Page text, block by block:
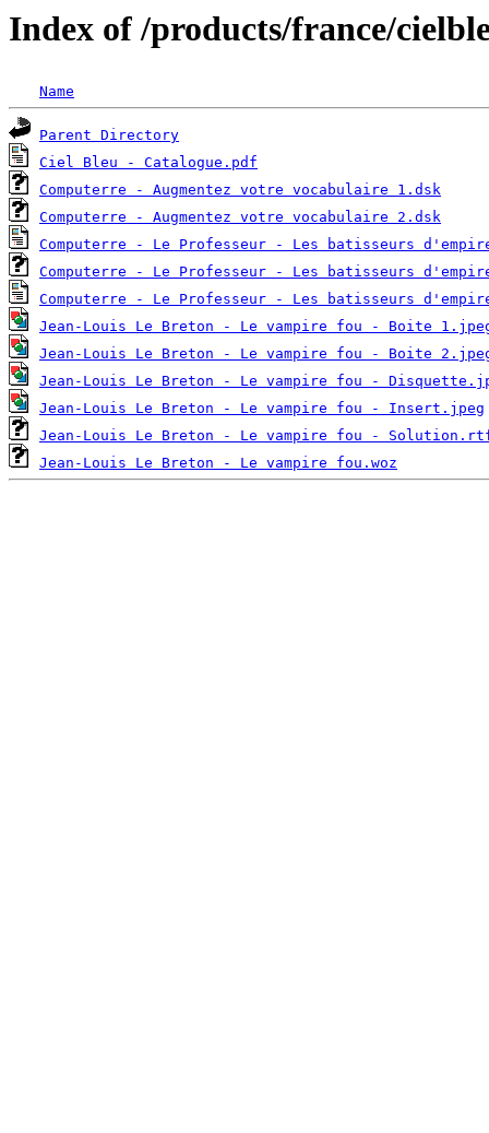
Index of /products/france/
Name
Parent Directory
Ciel Bleu - Catalogue.pdf
Computerre - Augmentez votre vocabulaire 1.dsk
Computerre - Augmentez votre vocabulaire 2.dsk
Computerre - Le Professeur - Les batisseurs
Computerre - Le Professeur - Les batisseurs
Computerre - Le Professeur - Les batisseurs
Jean-Louis Le Breton - Le vampire fou - Boite
Jean-Louis Le Breton - Le vampire fou - Boite
Jean-Louis Le Breton - Le vampire fou -
Jean-Louis Le Breton - Le vampire fou - Insert.jpeg
Jean-Louis Le Breton - Le vampire fou -
Jean-Louis Le Breton - Le vampire fou.woz